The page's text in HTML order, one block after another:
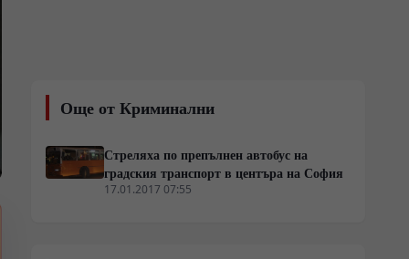
Още от Криминални
Стреляха по препълнен автобус на
градския транспорт в центъра на София
17.01.2017 07:55